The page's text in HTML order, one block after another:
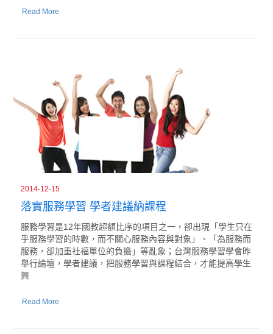
Read More
2014-12-15
落實服務學習 學者建議納課程
服務學習是12年國教超額比序的項目之一，卻出現「學生只在
乎服務學習的時數，而不關心服務內容與對象」、「為服務而
服務，卻加重社福單位的負擔」等亂象；台灣服務學習學會昨
舉行論壇，學者建議，把服務學習與課程結合，才能提高學生
興
Read More